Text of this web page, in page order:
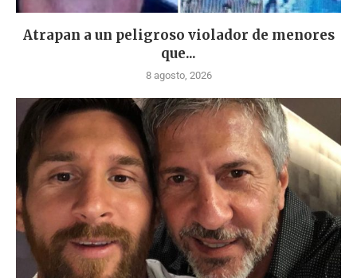
Atrapan a un peligroso violador de menores
que...
8 agosto, 2026